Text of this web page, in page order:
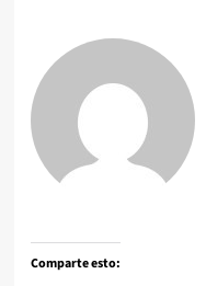
Comparte esto: